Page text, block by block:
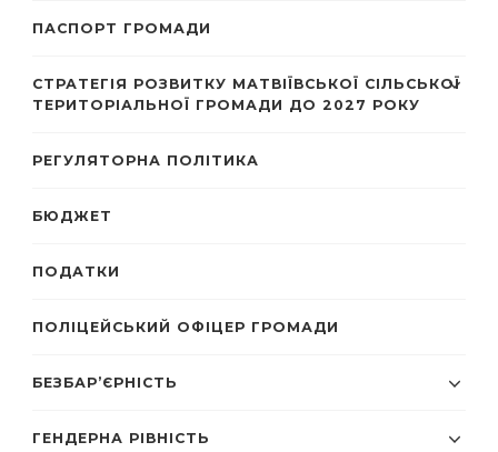
ПАСПОРТ ГРОМАДИ
СТРАТЕГІЯ РОЗВИТКУ МАТВІЇВСЬКОЇ СІЛЬСЬКОЇ
ТЕРИТОРІАЛЬНОЇ ГРОМАДИ ДО 2027 РОКУ
РЕГУЛЯТОРНА ПОЛІТИКА
БЮДЖЕТ
ПОДАТКИ
ПОЛІЦЕЙСЬКИЙ ОФІЦЕР ГРОМАДИ
БЕЗБАР’ЄРНІСТЬ
ГЕНДЕРНА РІВНІСТЬ